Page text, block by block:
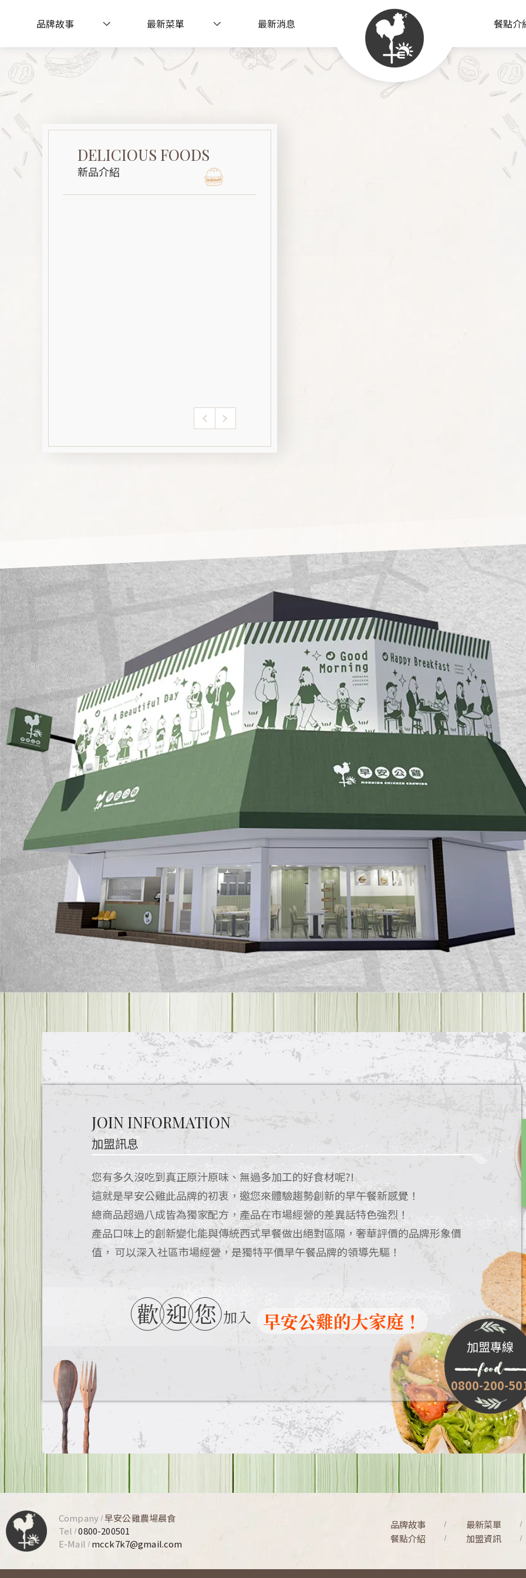
品牌故事 最新菜單 最新消息 餐點介
DELICIOUS FOODS
新品介紹
JOIN INFORMATION
加盟訊息
您有多久沒吃到真正原汁原味、無過多加工的好食材呢?!
這就是早安公雞此品牌的初衷，邀您來體驗趨勢創新的早午餐新感覺！
總商品超過八成皆為獨家配方，產品在市場經營的差異話特色強烈！
產品口味上的創新變化能與傳統西式早餐做出絕對區隔，奢華評價的品牌形象價
值， 可以深入社區市場經營，是獨特平價早午餐品牌的領導先驅！
歡迎您加入 早安公雞的大家庭！
加盟專線
0800-200-
Company 早安公雞農場晨食
Tel 0800-200501
E-Mail
mcck7k7@gmail.com
品牌故事
最新菜單
餐點介紹
加盟資訊